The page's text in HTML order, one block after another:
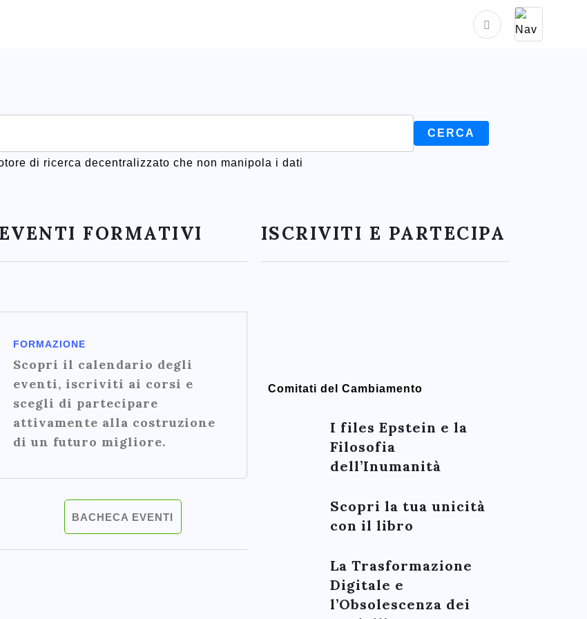
di ricerca decentralizzato che non manipola i dati
EVENTI FORMATIVI
FORMAZIONE
Scopri il calendario degli
eventi, iscriviti ai corsi e
scegli di partecipare
attivamente alla costruzione
di un futuro migliore.
BACHECA EVENTI
ISCRIVITI E PARTECIPA
Comitati del Cambiamento
I files Epstein e la
Filosofia
dell’Inumanità
Scopri la tua unicità
con il libro
La Trasformazione
Digitale e
l’Obsolescenza dei